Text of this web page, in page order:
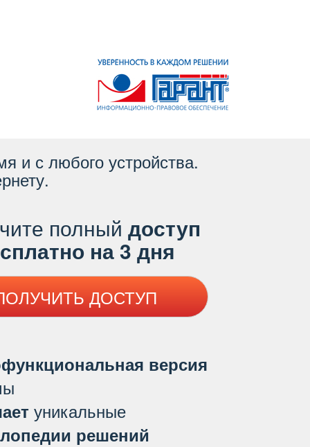
и с любого устройства.
полный доступ
на 3 дня
ДОСТУП
версия
уникальные
решений